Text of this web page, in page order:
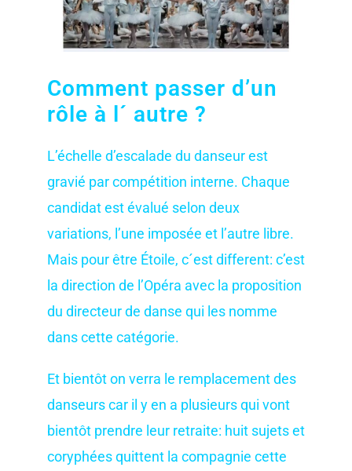
Comment passer d’un
rôle à l´ autre ?
L’échelle d’escalade du danseur est
gravié par compétition interne. Chaque
candidat est évalué selon deux
variations, l’une imposée et l’autre libre.
Mais pour être Étoile, c´est different: c’est
la direction de l’Opéra avec la proposition
du directeur de danse qui les nomme
dans cette catégorie.
Et bientôt on verra le remplacement des
danseurs car il y en a plusieurs qui vont
bientôt prendre leur retraite: huit sujets et
coryphées quittent la compagnie cette